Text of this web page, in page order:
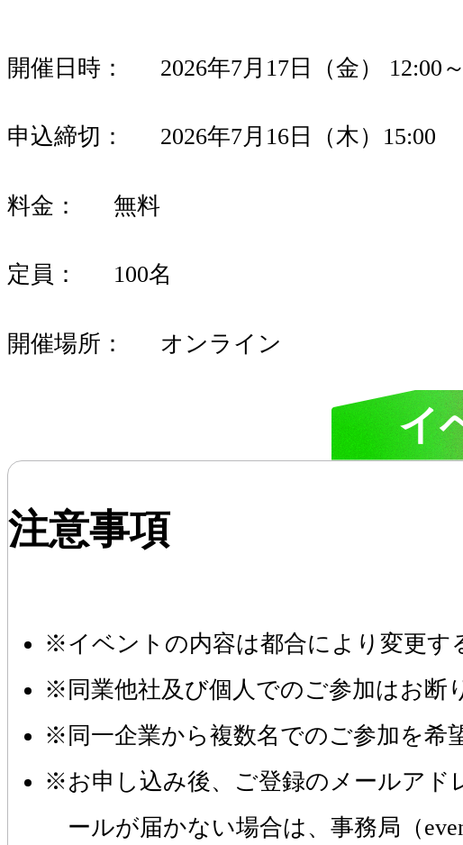
開催日時 2026年7月17日（金） 12:00
申込締切 2026年7月16日（木）15:00
料金 無料
定員 100名
開催場所 オンライン
イ
注意事項
イベントの内容は都合により変更す
同業他社及び個人でのご参加はお断
同一企業から複数名でのご参加を希
お申し込み後、ご登録のメールアド
ールが届かない場合は、事務局（